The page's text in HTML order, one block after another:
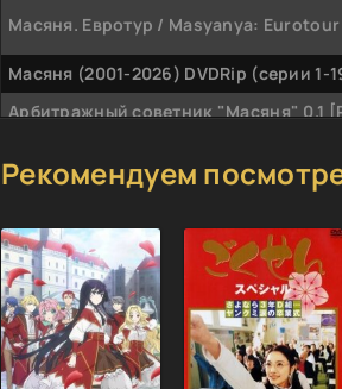
Масяня. Евротур / Masyanya: Eurotour
Масяня (2001-2026) DVDRip (серии 1-
Арбитражный советник "Масяня" 0.1
Масяня - Прикольные фразы (2011)
Сказки от Масяни (2004-2008) [MP3]
Рекомендуем